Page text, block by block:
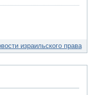
израильского права